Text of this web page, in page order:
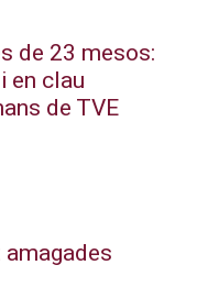
de 23 mesos:
en clau
de TVE